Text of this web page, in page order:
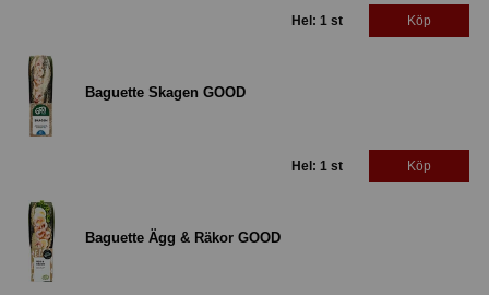
Hel: 1 st Köp
Baguette Skagen GOOD
Hel: 1 st Köp
Baguette Ägg & Räkor GOOD